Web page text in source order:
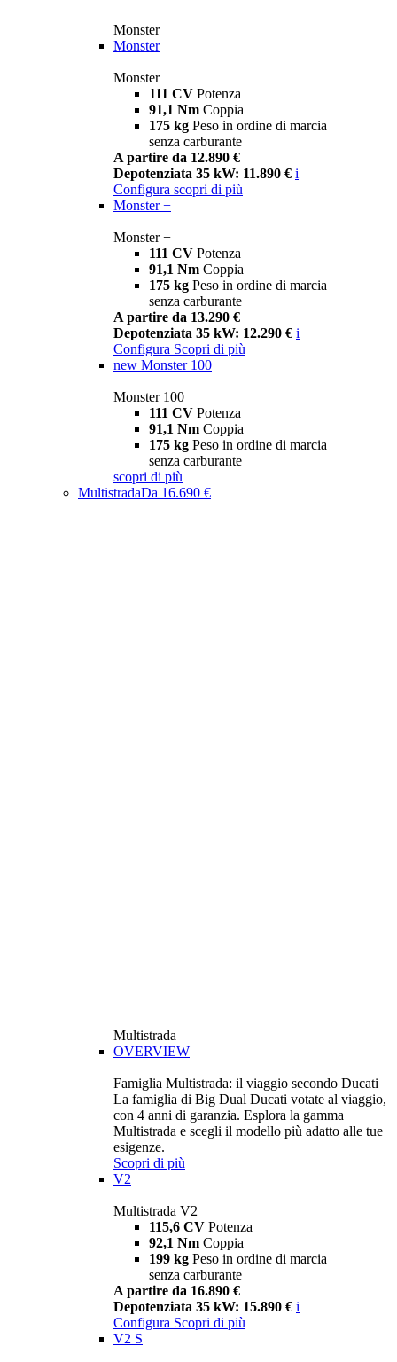
Monster
Monster
Monster
111 CV Potenza
91,1 Nm Coppia
175 kg Peso in ordine di marcia
senza carburante
A partire da 12.890 €
Depotenziata 35 kW: 11.890 € i
Configura scopri di più
Monster +
Monster +
111 CV Potenza
91,1 Nm Coppia
175 kg Peso in ordine di marcia
senza carburante
A partire da 13.290 €
Depotenziata 35 kW: 12.290 € i
Configura Scopri di più
new Monster 100
Monster 100
111 CV Potenza
91,1 Nm Coppia
175 kg Peso in ordine di marcia
senza carburante
scopri di più
MultistradaDa 16.690 €
Multistrada
OVERVIEW
Famiglia Multistrada: il viaggio secondo Ducati
La famiglia di Big Dual Ducati votate al viaggio,
con 4 anni di garanzia. Esplora la gamma
Multistrada e scegli il modello più adatto alle tue
esigenze.
Scopri di più
V2
Multistrada V2
115,6 CV Potenza
92,1 Nm Coppia
199 kg Peso in ordine di marcia
senza carburante
A partire da 16.890 €
Depotenziata 35 kW: 15.890 € i
Configura Scopri di più
V2 S